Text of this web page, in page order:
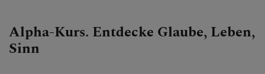
Alpha-Kurs. Entdecke Glaube, Leben,
Sinn